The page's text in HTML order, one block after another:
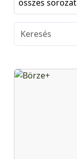
összes sorozat